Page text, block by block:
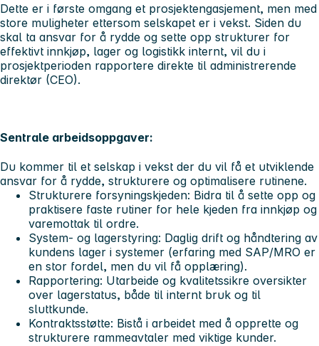
Dette er i første omgang et prosjektengasjement, men med
store muligheter ettersom selskapet er i vekst. Siden du
skal ta ansvar for å rydde og sette opp strukturer for
effektivt innkjøp, lager og logistikk internt, vil du i
prosjektperioden rapportere direkte til administrerende
direktør (CEO).
Sentrale arbeidsoppgaver:
Du kommer til et selskap i vekst der du vil få et utviklende
ansvar for å rydde, strukturere og optimalisere rutinene.
Strukturere forsyningskjeden: Bidra til å sette opp og
praktisere faste rutiner for hele kjeden fra innkjøp og
varemottak til ordre.
System- og lagerstyring: Daglig drift og håndtering av
kundens lager i systemer (erfaring med SAP/MRO er
en stor fordel, men du vil få opplæring).
Rapportering: Utarbeide og kvalitetssikre oversikter
over lagerstatus, både til internt bruk og til
sluttkunde.
Kontraktsstøtte: Bistå i arbeidet med å opprette og
strukturere rammeavtaler med viktige kunder.